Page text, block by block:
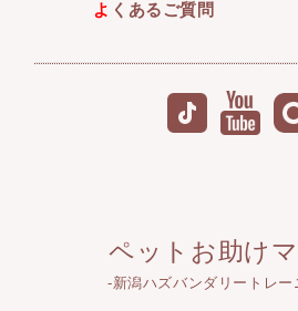
よくあるご質問
ペットお助け
-新潟ハズバンダリートレー